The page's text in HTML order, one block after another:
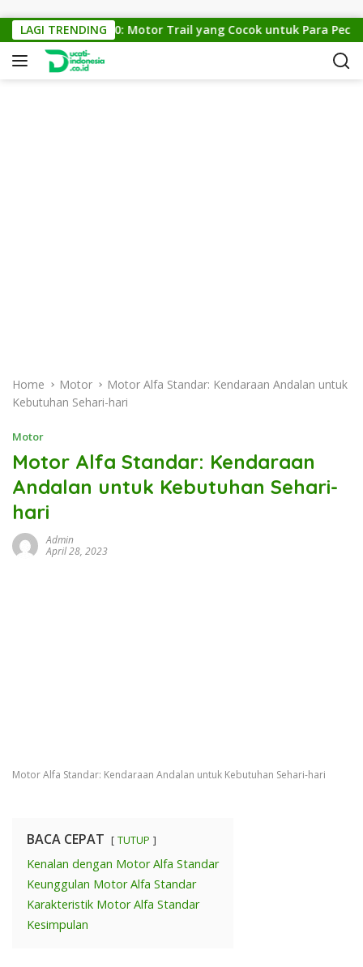
LAGI TRENDING
KTM Cross 150: Motor Trail yang Cocok untuk Para Pecinta
Home Motor
Motor Alfa Standar: Kendaraan Andalan untuk
Kebutuhan Sehari-hari
Motor
Motor Alfa Standar: Kendaraan
Andalan untuk Kebutuhan Sehari-
hari
Admin
April 28, 2023
Motor Alfa Standar: Kendaraan Andalan untuk Kebutuhan Sehari-hari
BACA CEPAT TUTUP
Kenalan dengan Motor Alfa Standar
Keunggulan Motor Alfa Standar
Karakteristik Motor Alfa Standar
Kesimpulan